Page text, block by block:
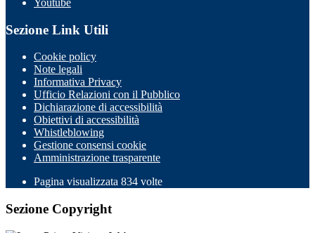
Youtube
Sezione Link Utili
Cookie policy
Note legali
Informativa Privacy
Ufficio Relazioni con il Pubblico
Dichiarazione di accessibilità
Obiettivi di accessibilità
Whistleblowing
Gestione consensi cookie
Amministrazione trasparente
Pagina visualizzata 834 volte
Sezione Copyright